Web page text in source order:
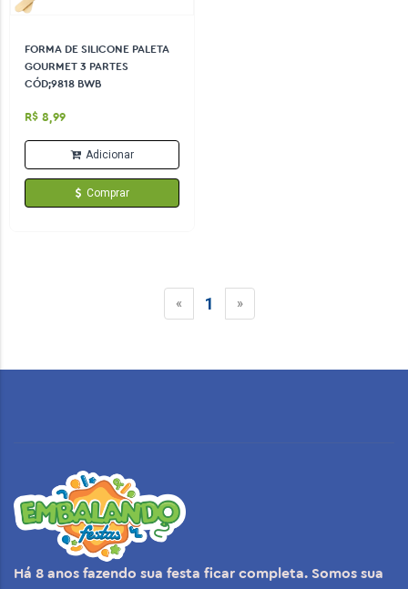
FORMA DE SILICONE PALETA
GOURMET 3 PARTES
CÓD;9818 BWB
R$ 8,99
Adicionar
Comprar
« 1 »
Há 8 anos fazendo sua festa ficar completa. Somos sua